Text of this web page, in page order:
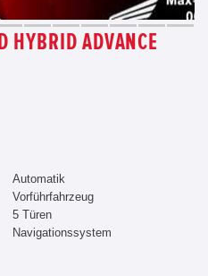
HYBRID ADVANCE
Automatik
Vorführfahrzeug
5 Türen
Navigationssystem